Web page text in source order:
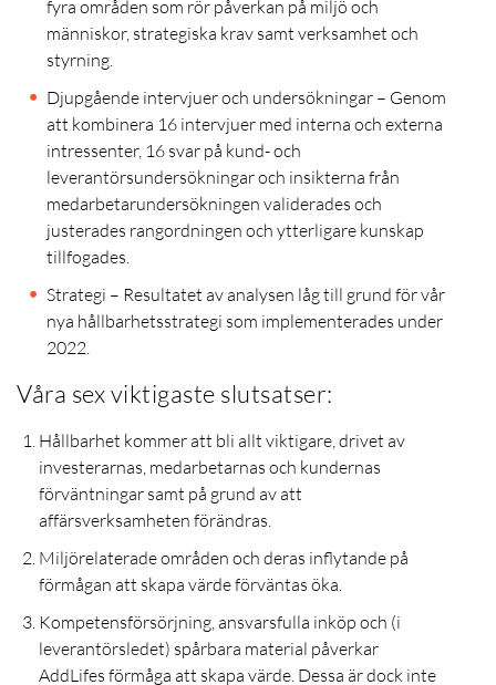
fyra områden som rör påverkan på miljö och
människor, strategiska krav samt verksamhet och
styrning.
Djupgående intervjuer och undersökningar – Genom
att kombinera 16 intervjuer med interna och externa
intressenter, 16 svar på kund- och
leverantörsundersökningar och insikterna från
medarbetarundersökningen validerades och
justerades rangordningen och ytterligare kunskap
tillfogades.
Strategi – Resultatet av analysen låg till grund för vår
nya hållbarhetsstrategi som implementerades under
2022.
Våra sex viktigaste slutsatser:
Hållbarhet kommer att bli allt viktigare, drivet av
investerarnas, medarbetarnas och kundernas
förväntningar samt på grund av att
affärsverksamheten förändras.
Miljörelaterade områden och deras inflytande på
förmågan att skapa värde förväntas öka.
Kompetensförsörjning, ansvarsfulla inköp och (i
leverantörsledet) spårbara material påverkar
AddLifes förmåga att skapa värde. Dessa är dock inte